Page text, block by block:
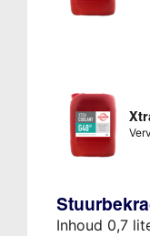
Inhoud 0,7